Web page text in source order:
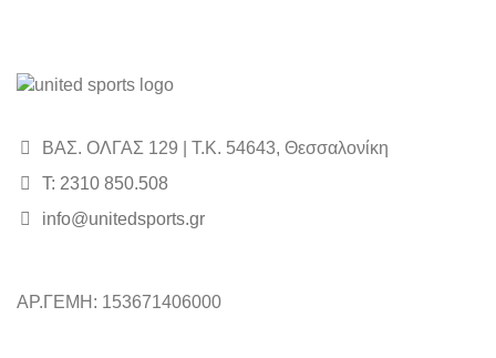
ΒΑΣ. ΟΛΓΑΣ 129 | Τ.Κ. 54643, Θεσσαλονίκη
Τ: 2310 850.508
info@unitedsports.gr
ΑΡ.ΓΕΜΗ: 153671406000